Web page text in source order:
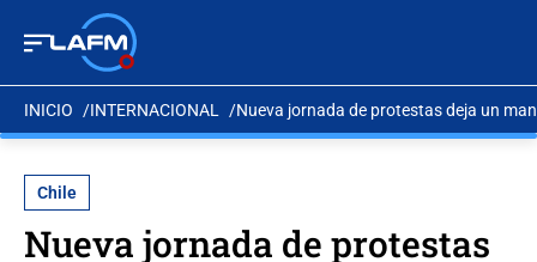
INICIO INTERNACIONAL Nueva jornada de protestas deja un
Chile
Nueva jornada de protestas